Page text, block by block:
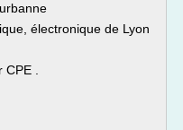
électronique de Lyon
.